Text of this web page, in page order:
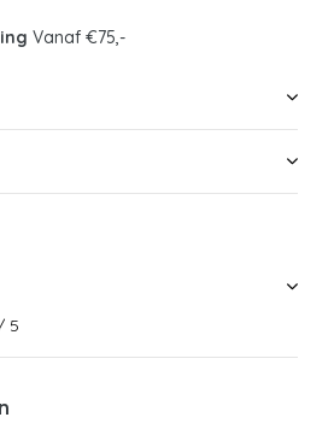
Vanaf €75,-
5